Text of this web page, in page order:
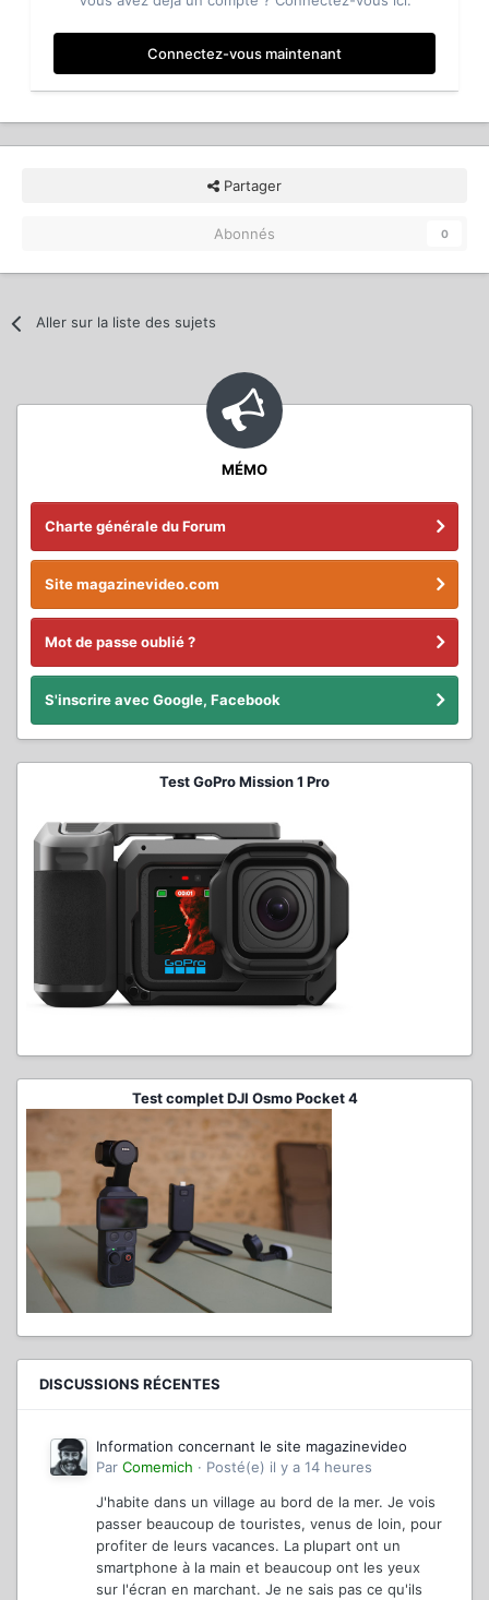
Connectez-vous maintenant
Partager
Abonnés 0
Aller sur la liste des sujets
MÉMO
Charte générale du Forum
Site magazinevideo.com
Mot de passe oublié ?
S'inscrire avec Google, Facebook
Test GoPro Mission 1 Pro
Test complet DJI Osmo Pocket 4
DISCUSSIONS RÉCENTES
Information concernant le site magazinevideo
Par Comemich · Posté(e) il y a 14 heures
J'habite dans un village au bord de la mer. Je vois
passer beaucoup de touristes, venus de loin, pour
profiter de leurs vacances. La plupart ont un
smartphone à la main et beaucoup ont les yeux
sur l'écran en marchant. Je ne sais pas ce qu'ils